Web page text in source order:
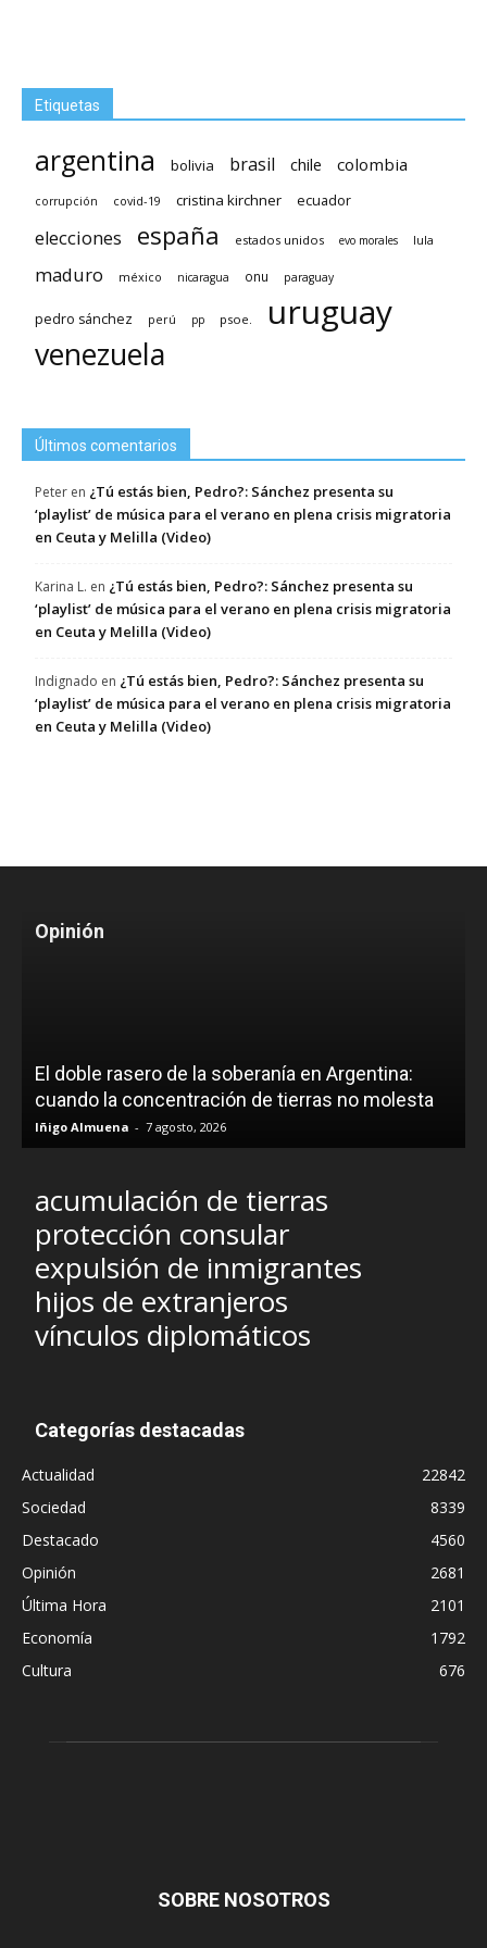
Etiquetas
argentina bolivia brasil chile colombia
corrupción covid-19 cristina kirchner ecuador
elecciones españa estados unidos evo morales lula
maduro méxico nicaragua onu paraguay
pedro sánchez perú pp psoe. uruguay
venezuela
Últimos comentarios
Peter en ¿Tú estás bien, Pedro?: Sánchez presenta su
‘playlist’ de música para el verano en plena crisis migratoria
en Ceuta y Melilla (Video)
Karina L. en ¿Tú estás bien, Pedro?: Sánchez presenta su
‘playlist’ de música para el verano en plena crisis migratoria
en Ceuta y Melilla (Video)
Indignado en ¿Tú estás bien, Pedro?: Sánchez presenta su
‘playlist’ de música para el verano en plena crisis migratoria
en Ceuta y Melilla (Video)
Opinión
El doble rasero de la soberanía en Argentina:
cuando la concentración de tierras no molesta
Iñigo Almuena - 7 agosto, 2026
acumulación de tierras
protección consular
expulsión de inmigrantes
hijos de extranjeros
vínculos diplomáticos
Categorías destacadas
Actualidad
22842
Sociedad
8339
Destacado
4560
Opinión
2681
Última Hora
2101
Economía
1792
Cultura
676
SOBRE NOSOTROS